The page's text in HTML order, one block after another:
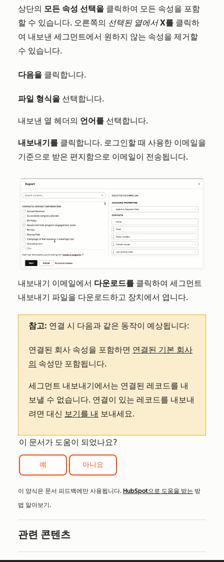
상단의 모든 속성 선택을 클릭하여 모든 속성을 포함
할 수 있습니다. 오른쪽의 선택된 열에서 X를 클릭하
여 내보낸 세그먼트에서 원하지 않는 속성을 제거할
수 있습니다.
다음을 클릭합니다.
파일 형식을 선택합니다.
내보낸 열 헤더의 언어를 선택합니다.
내보내기를 클릭합니다. 로그인할 때 사용한 이메일을
기준으로 받은 편지함으로 이메일이 전송됩니다.
내보내기 이메일에서 다운로드를 클릭하여 세그먼트
내보내기 파일을 다운로드하고 장치에서 엽니다.
참고: 연결 시 다음과 같은 동작이 예상됩니다:
연결된 회사 속성을 포함하면 연결된 기본 회사
의 속성만 포함됩니다.
세그먼트 내보내기에서는 연결된 레코드를 내
보낼 수 없습니다. 연결이 있는 레코드를 내보내
려면 대신 보기를 내 보내세요.
이 문서가 도움이 되었나요?
예 아니요
이 양식은 문서 피드백에만 사용됩니다. HubSpot으로 도움을 받는 방
법 알아보기.
관련 콘텐츠